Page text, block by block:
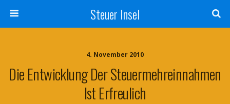
Steuer Insel
4. November 2010
Die Entwicklung Der Steuermehreinnahmen
Ist Erfreulich